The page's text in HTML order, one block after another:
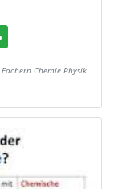
Chemie Physik